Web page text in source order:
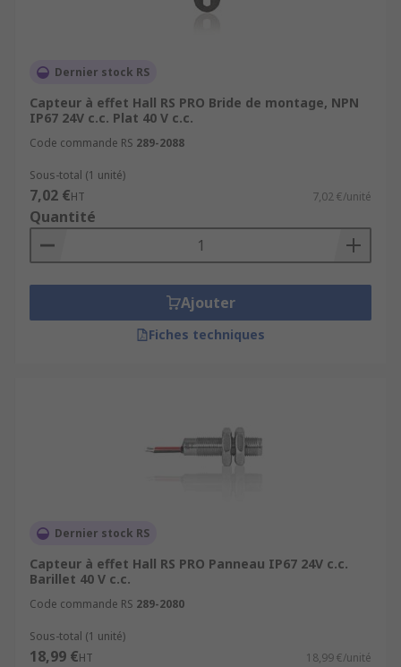
Dernier stock RS
Capteur à effet Hall RS PRO Bride de montage, NPN
IP67 24V c.c. Plat 40 V c.c.
Code commande RS 289-2088
Sous-total (1 unité)
7,02 €HT 7,02 €/unité
Quantité
Ajouter
Fiches techniques
Dernier stock RS
Capteur à effet Hall RS PRO Panneau IP67 24V c.c.
Barillet 40 V c.c.
Code commande RS 289-2080
Sous-total (1 unité)
18,99 €HT 18,99 €/unité